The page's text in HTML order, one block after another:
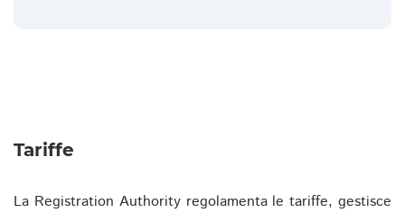
Tariffe
La Registration Authority regolamenta le tariffe, gestisce